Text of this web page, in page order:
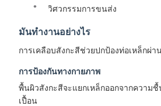
วิศวกรรมการขนส่ง
มันทำงานอย่างไร
การเคลือบสังกะสีช่วยปกป้องท่อเหล็กผ่
การป้องกันทางกายภาพ
พื้นผิวสังกะสีจะแยกเหล็กออกจากความ
เปื้อน